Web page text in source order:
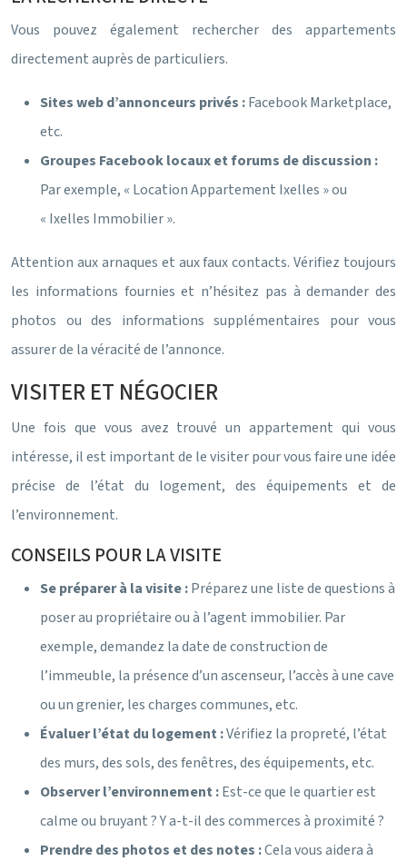
Vous pouvez également rechercher des appartements
directement auprès de particuliers.
Sites web d’annonceurs privés :Facebook Marketplace,
etc.
Groupes Facebook locaux et forums de discussion :
Par exemple, « Location Appartement Ixelles » ou
« Ixelles Immobilier ».
Attention aux arnaques et aux faux contacts. Vérifiez toujours
les informations fournies et n’hésitez pas à demander des
photos ou des informations supplémentaires pour vous
assurer de la véracité de l’annonce.
VISITER ET NÉGOCIER
Une fois que vous avez trouvé un appartement qui vous
intéresse, il est important de le visiter pour vous faire une idée
précise de l’état du logement, des équipements et de
l’environnement.
CONSEILS POUR LA VISITE
Se préparer à la visite :Préparez une liste de questions à
poser au propriétaire ou à l’agent immobilier. Par
exemple, demandez la date de construction de
l’immeuble, la présence d’un ascenseur, l’accès à une cave
ou un grenier, les charges communes, etc.
Évaluer l’état du logement :Vérifiez la propreté, l’état
des murs, des sols, des fenêtres, des équipements, etc.
Observer l’environnement :Est-ce que le quartier est
calme ou bruyant ? Y a-t-il des commerces à proximité ?
Prendre des photos et des notes :Cela vous aidera à